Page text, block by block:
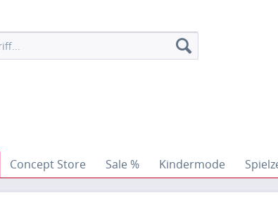
Concept Store Sale % Kindermode